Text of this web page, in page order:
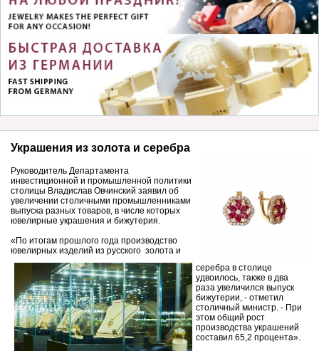
Украшения из золота и серебра
Руководитель Департамента
инвестиционной и промышленной политики
столицы Владислав Овчинский заявил об
увеличении столичными промышленниками
выпуска разных товаров, в числе которых
ювелирные украшения и бижутерия.
«По итогам прошлого года производство
ювелирных изделий из русского золота и
серебра в столице
удвоилось, также в два
раза увеличился выпуск
бижутерии, - отметил
столичный министр. - При
этом общий рост
производства украшений
составил 65,2 процента».